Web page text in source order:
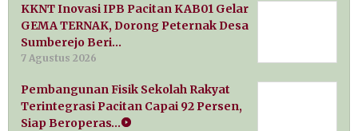
KKNT Inovasi IPB Pacitan KAB01 Gelar
GEMA TERNAK, Dorong Peternak Desa
Sumberejo Beri…
7 Agustus 2026
Pembangunan Fisik Sekolah Rakyat
Terintegrasi Pacitan Capai 92 Persen,
Siap Beroperas…